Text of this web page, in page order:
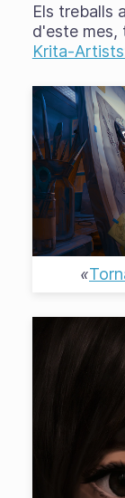
Els treballs
d'este mes,
Krita-
«